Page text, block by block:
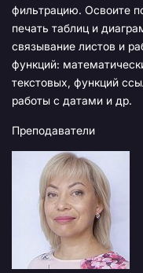
фильтрацию. Освоите
печать таблиц и
связывание листов и
функций:
текстовых, функций
работы с датами и др.
Преподаватели